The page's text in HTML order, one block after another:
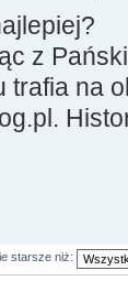
z
trafia na
starsze niż: